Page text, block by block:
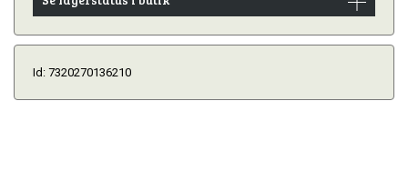
Id: 7320270136210